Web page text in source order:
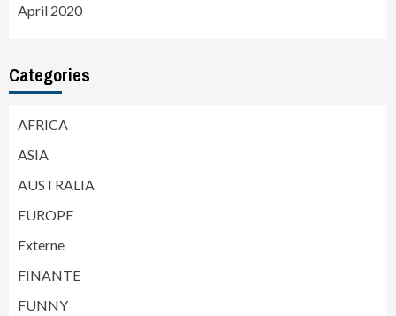
April 2020
Categories
AFRICA
ASIA
AUSTRALIA
EUROPE
Externe
FINANTE
FUNNY